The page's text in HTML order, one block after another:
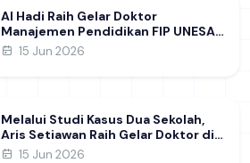
Al Hadi Raih Gelar Doktor
Manajemen Pendidikan FIP UNESA
melalui Riset Pembentukan
15 Jun 2026
Melalui Studi Kasus Dua Sekolah,
Aris Setiawan Raih Gelar Doktor di
FIP UNESA Usai Kupas Manajemen
15 Jun 2026